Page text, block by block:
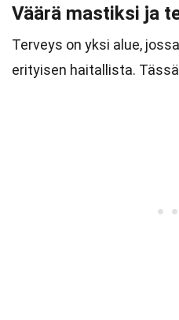
Väärä mastiksi ja
Terveys on yksi alue,
erityisen haitallista.